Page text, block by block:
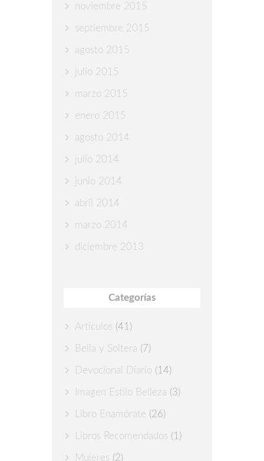
noviembre 2015
septiembre 2015
agosto 2015
julio 2015
marzo 2015
enero 2015
agosto 2014
julio 2014
junio 2014
abril 2014
marzo 2014
diciembre 2013
Categorías
Articulos (41)
Bella y Soltera (7)
Devocional Diario (14)
Imagen Estilo Belleza (3)
Libro Enamórate (26)
Libros Recomendados (1)
Mujeres (2)